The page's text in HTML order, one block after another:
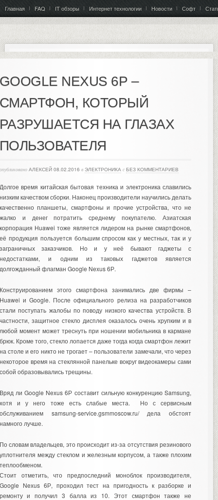
Главная FAQ IT обзоры Интернет технологии Новости Софт
NEXUS 6Р –
КОТОРЫЙ
НА ГЛАЗАХ
АЛЕКСЕЙ 08.02.2016 в ЭЛЕКТРОНИКА с БЕЗ КОММЕНТАРИЕВ
время китайская бытовая техника и электроника славились
качеством сборки. Наконец производители научились делать
планшеты, смартфоны и прочие устройства, что не
и денег потратить среднему покупателю. Азиатская
Huawei тоже является лидером на рынке смартфонов,
продукция пользуется большим спросом как у местных, так и у
заказчиков. Но и у неё бывают гаджеты с
и одним из таковых гаджетов является
флагман Google Nexus 6Р.
этого смартфона занимались две фирмы –
и Google. После официального релиза на разработчиков
поступать жалобы по поводу низкого качества устройств. В
защитное стекло дисплея оказалось очень хрупким и в
момент может треснуть при ношении мобильника в кармане
Кроме того, стекло лопается даже тогда когда смартфон лежит
столе и его никто не трогает – пользователи замечали, что через
время на стеклянной панельке вокруг видеокамеры сами
образовывались трещины.
ли Google Nexus 6Р составит сильную конкуренцию Samsung,
и у него тоже есть слабые места. Но с сервисным
samsung-service.gsmmoscow.ru/дела обстоят
лучше.
словам владельцев, это происходит из-за отсутствия резинового
между стеклом и железным корпусом, а также плохим
отметить, что предпоследний моноблок производителя,
Nexus 6Р, проходил тест на пригодность к разборке и
и получил 3 балла из 10. Этот смартфон также не